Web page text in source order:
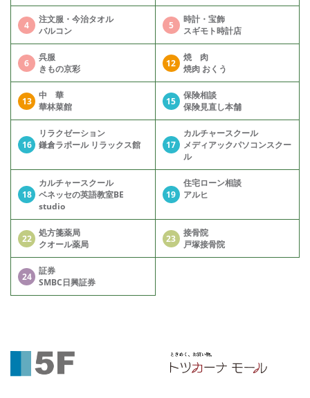
4
注文服・今治タオル
バルコン
5
時計・宝飾
スギモト時計店
6
呉服
きもの京彩
12
焼 肉
焼肉 おくう
13
中 華
華林菜館
15
保険相談
保険見直し本舗
16
リラクゼーション
鎌倉ラポール リラックス館
17
カルチャースクール
メディアックパソコンスクー
ル
18
カルチャースクール
ベネッセの英語教室BE
studio
19
住宅ローン相談
アルヒ
22
処方箋薬局
クオール薬局
23
接骨院
戸塚接骨院
24
証券
SMBC日興証券